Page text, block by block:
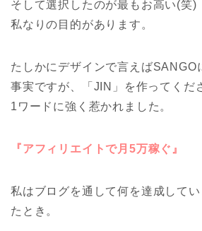
そして選択したのが最もお高い(笑)
私なりの目的があります。
たしかにデザインで言えばSANGO
事実ですが、「JIN」を作ってくだ
1ワードに強く惹かれました。
『アフィリエイトで月5万稼ぐ』
私はブログを通して何を達成してい
たとき。